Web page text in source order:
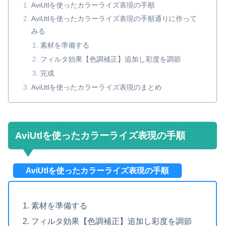
AviUtlを使ったカラーライズ表現の手順
AviUtlを使ったカラーライズ表現の手順通りに作って
みる
素材を準備する
フィルタ効果【色調補正】追加し彩度を調節
完成
AviUtlを使ったカラーライズ表現のまとめ
AviUtlを使ったカラーライズ表現の手順
AviUtlを使ったカラーライズ表現の手順
素材を準備する
フィルタ効果【色調補正】追加し彩度を調節